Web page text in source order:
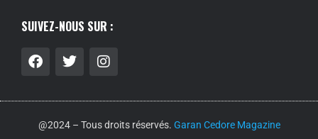
SUIVEZ-NOUS SUR :
@2024 – Tous droits réservés. Garan Cedore Magazine